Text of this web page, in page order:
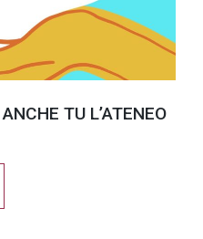
TU L’ATENEO